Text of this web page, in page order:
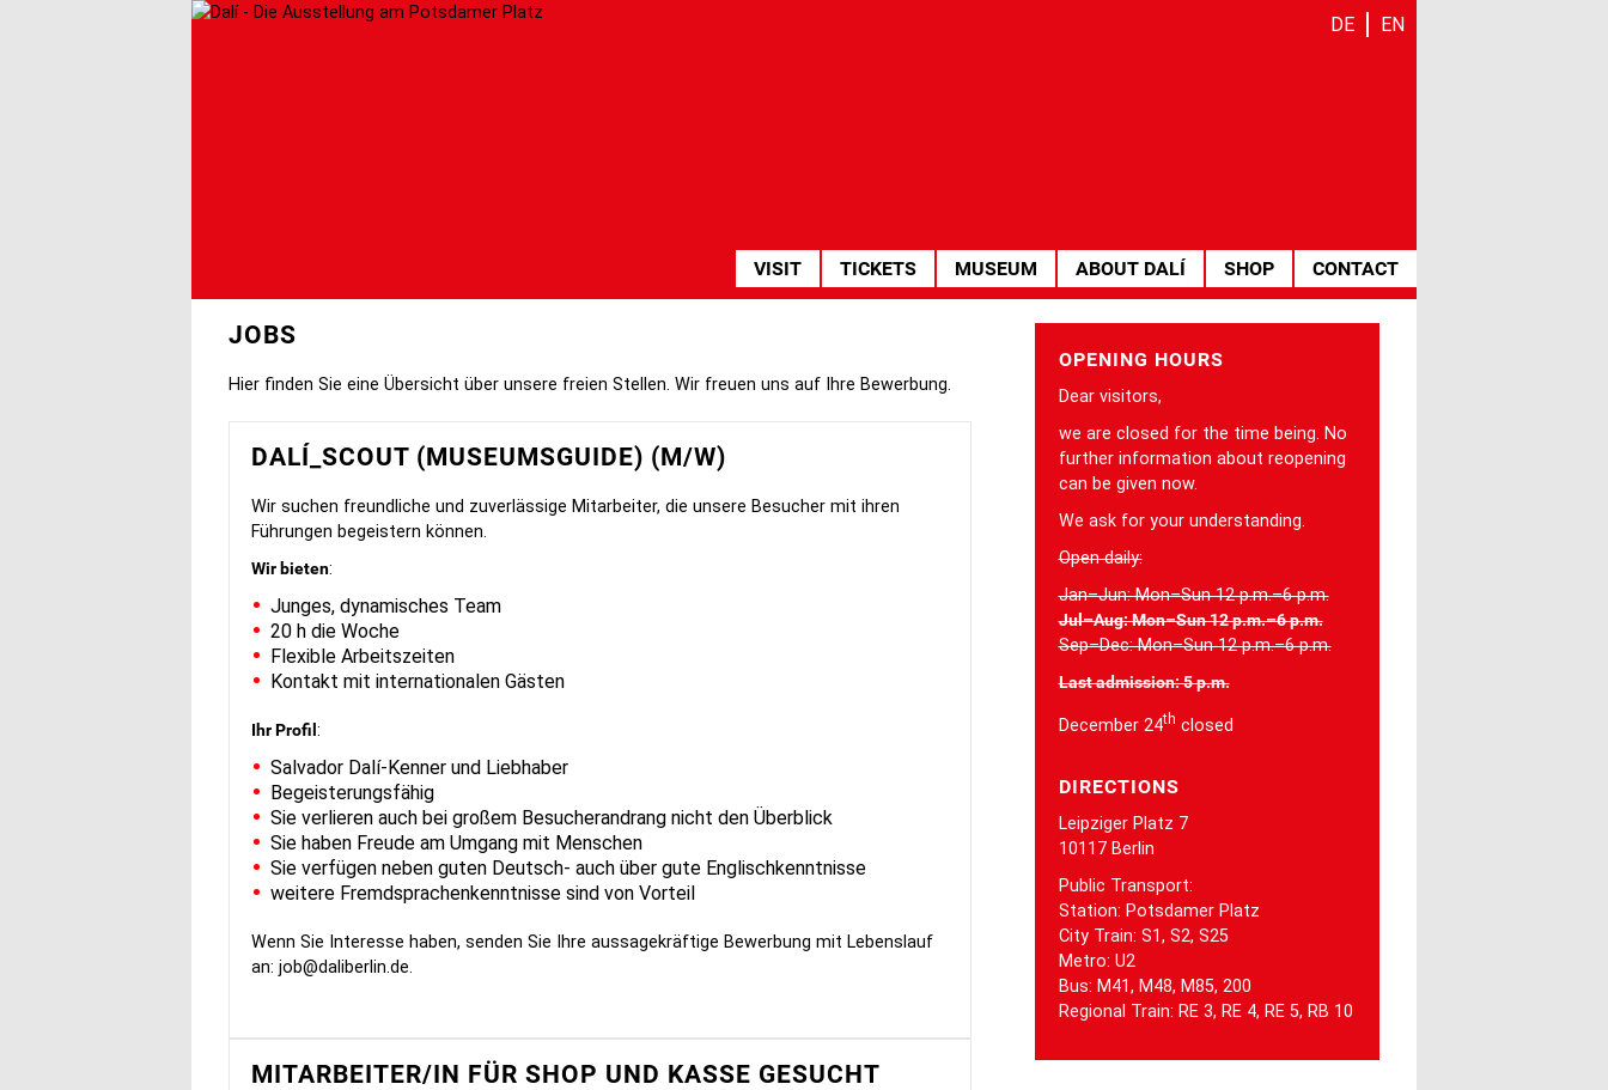
Skip
DE EN
HAUPTNAVIGATION
VISIT TICKETS MUSEUM ABOUT DALÍ SHOP CONTACT
JOBS
Hier finden Sie eine Übersicht über unsere freien Stellen. Wir freuen uns auf Ihre Bewerbung.
DALÍ_SCOUT (MUSEUMSGUIDE) (M/W)
Wir suchen freundliche und zuverlässige Mitarbeiter, die unsere Besucher mit ihren
Führungen begeistern können.
Wir bieten:
Junges, dynamisches Team
20 h die Woche
Flexible Arbeitszeiten
Kontakt mit internationalen Gästen
Ihr Profil:
Salvador Dalí-Kenner und Liebhaber
Begeisterungsfähig
Sie verlieren auch bei großem Besucherandrang nicht den Überblick
Sie haben Freude am Umgang mit Menschen
Sie verfügen neben guten Deutsch- auch über gute Englischkenntnisse
weitere Fremdsprachenkenntnisse sind von Vorteil
Wenn Sie Interesse haben, senden Sie Ihre aussagekräftige Bewerbung mit Lebenslauf
an:job@daliberlin.de.
MITARBEITER/IN FÜR SHOP UND KASSE GESUCHT
OPENING HOURS
Dear visitors,
we are closed for the time being. No
further information about reopening
can be given now.
We ask for your understanding.
Open daily:
Jan–Jun: Mon–Sun 12 p.m.–6 p.m.
Jul–Aug: Mon–Sun 12 p.m.–6 p.m.
Sep–Dec: Mon–Sun 12 p.m.–6 p.m.
Last admission: 5 p.m.
December 24th closed
DIRECTIONS
Leipziger Platz 7
10117 Berlin
Public Transport:
Station: Potsdamer Platz
City Train: S1, S2, S25
Metro: U2
Bus: M41, M48, M85, 200
Regional Train: RE 3, RE 4, RE 5, RB 10